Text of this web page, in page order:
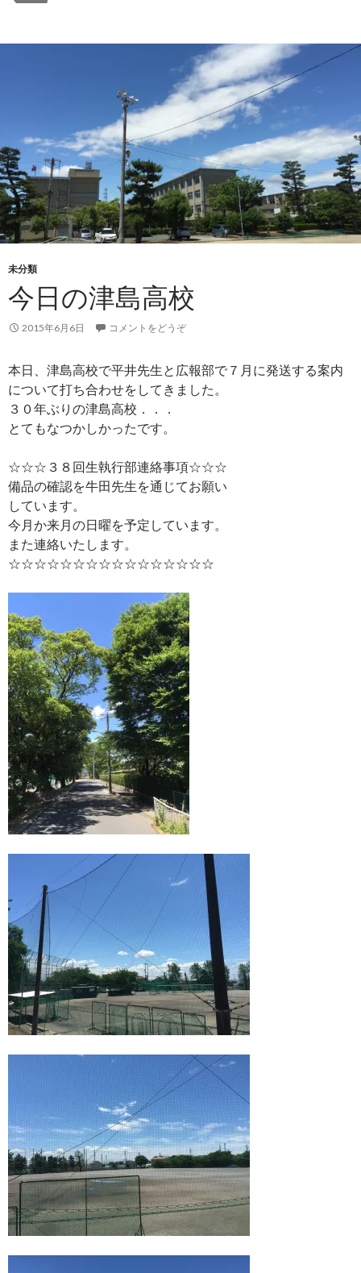
未分類
今日の津島高校
2015年6月6日 コメントをどうぞ
本日、津島高校で平井先生と広報部で７月に発送する案内
について打ち合わせをしてきました。
３０年ぶりの津島高校．．．
とてもなつかしかったです。
☆☆☆３８回生執行部連絡事項☆☆☆
備品の確認を牛田先生を通じてお願い
しています。
今月か来月の日曜を予定しています。
また連絡いたします。
☆☆☆☆☆☆☆☆☆☆☆☆☆☆☆☆